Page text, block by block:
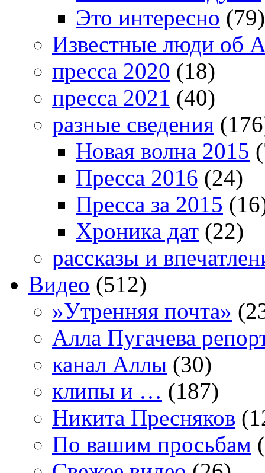
Это интересно (79)
Известные люди об
пресса 2020 (18)
пресса 2021 (40)
разные сведения
Новая волна 2015
Пресса 2016 (24)
Пресса за 2015
Хроника дат (22)
рассказы и
Видео (512)
»Утренняя почта»
Алла Пугачева
канал Аллы (30)
клипы и … (187)
Никита Пресняков
По вашим просьбам